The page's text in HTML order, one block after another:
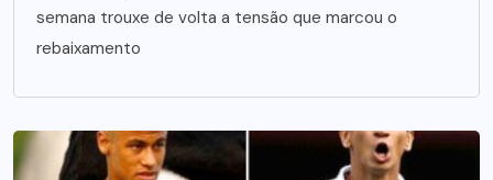
semana trouxe de volta a tensão que marcou o
rebaixamento